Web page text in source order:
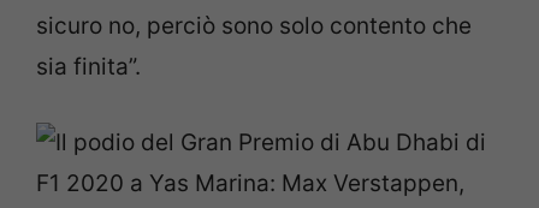
sicuro no, perciò sono solo contento che
sia finita”.